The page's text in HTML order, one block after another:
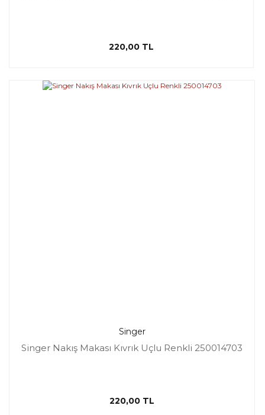
220,00 TL
Singer
Singer Nakış Makası Kıvrık Uçlu Renkli 250014703
220,00 TL